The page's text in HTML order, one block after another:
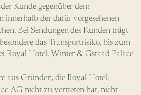
Kunde gegenüber dem
innerhalb der dafür vorgesehenen
Bei Sendungen des Kunden trägt
das Transportrisiko, bis zum
Royal Hotel, Winter & Gstaad Palace
aus Gründen, die Royal Hotel,
AG nicht zu vertreten hat, nicht